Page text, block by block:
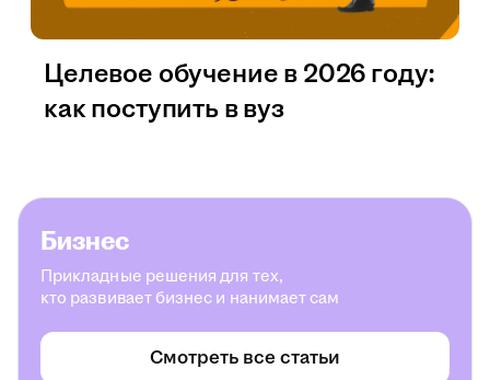
Целевое обучение в 2026 году:
как поступить в вуз
Бизнес
Прикладные решения для тех,
кто развивает бизнес и нанимает сам
Смотреть все статьи